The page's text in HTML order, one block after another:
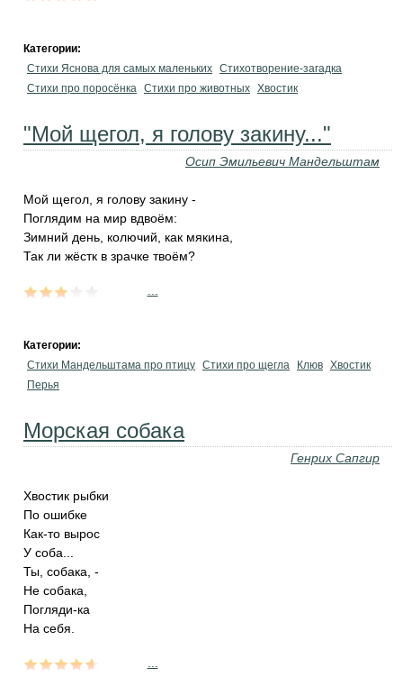
Категории:
Стихи Яснова для самых маленьких Стихотворение-загадка
Стихи про поросёнка Стихи про животных Хвостик
"Мой щегол, я голову закину..."
Осип Эмильевич Мандельштам
Мой щегол, я голову закину -
Поглядим на мир вдвоём:
Зимний день, колючий, как мякина,
Так ли жёстк в зрачке твоём?
Категории:
Стихи Мандельштама про птицу Стихи про щегла Клюв Хвостик
Перья
Морская собака
Генрих Сапгир
Хвостик рыбки
По ошибке
Как-то вырос
У соба...
Ты, собака, -
Не собака,
Погляди-ка
На себя.